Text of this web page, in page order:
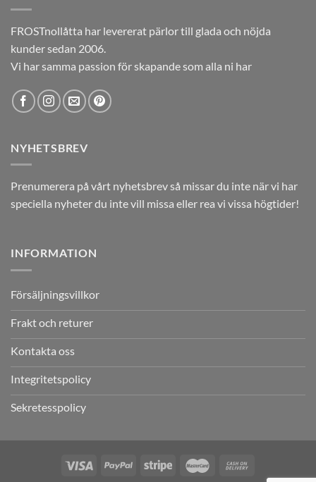
FROSTnollåtta har levererat pärlor till glada och nöjda
kunder sedan 2006.
Vi har samma passion för skapande som alla ni har
NYHETSBREV
Prenumerera på vårt nyhetsbrev så missar du inte när vi har
speciella nyheter du inte vill missa eller rea vi vissa högtider!
INFORMATION
Försäljningsvillkor
Frakt och returer
Kontakta oss
Integritetspolicy
Sekretesspolicy